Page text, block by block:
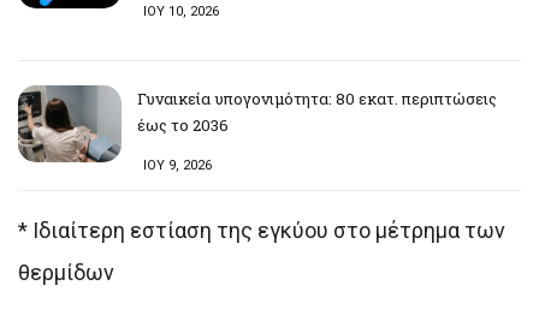
ΙΟΥ 10, 2026
Γυναικεία υπογονιμότητα: 80 εκατ. περιπτώσεις
έως το 2036
ΙΟΥ 9, 2026
* Ιδιαίτερη εστίαση της εγκύου στο μέτρημα των
θερμίδων